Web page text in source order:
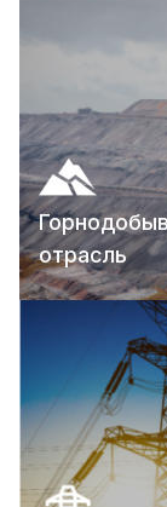
отрасль